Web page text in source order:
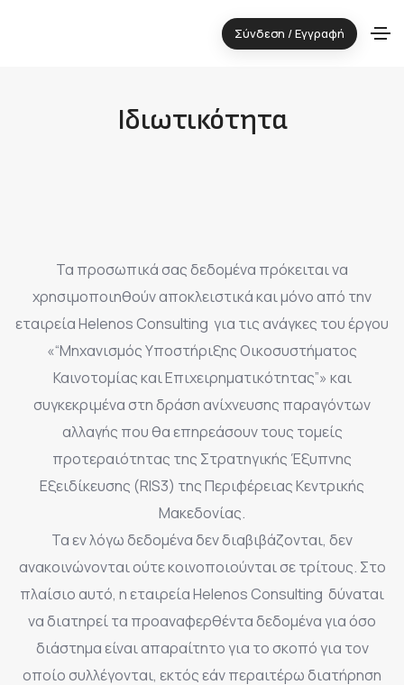
Σύνδεση / Εγγραφή
Ιδιωτικότητα
Τα προσωπικά σας δεδομένα πρόκειται να
χρησιμοποιηθούν αποκλειστικά και μόνο από την
εταιρεία Helenos Consulting για τις ανάγκες του έργου
«“Μηχανισμός Υποστήριξης Οικοσυστήματος
Καινοτομίας και Επιχειρηματικότητας”» και
συγκεκριμένα στη δράση ανίχνευσης παραγόντων
αλλαγής που θα επηρεάσουν τους τομείς
προτεραιότητας της Στρατηγικής Έξυπνης
Εξειδίκευσης (RIS3) της Περιφέρειας Κεντρικής
Μακεδονίας.
Τα εν λόγω δεδομένα δεν διαβιβάζονται, δεν
ανακοινώνονται ούτε κοινοποιούνται σε τρίτους. Στο
πλαίσιο αυτό, η εταιρεία Helenos Consulting δύναται
να διατηρεί τα προαναφερθέντα δεδομένα για όσο
διάστημα είναι απαραίτητο για το σκοπό για τον
οποίο συλλέγονται, εκτός εάν περαιτέρω διατήρηση